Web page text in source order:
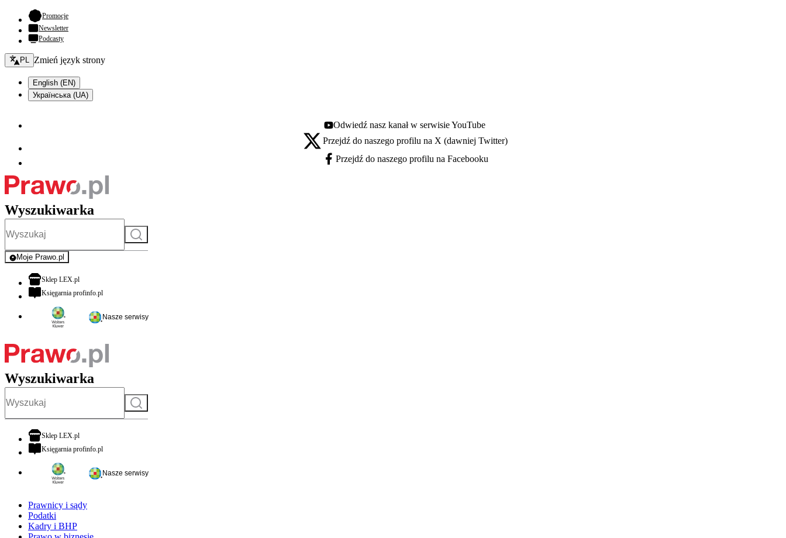
Promocje- otwiera się w nowej karcie
Newsletter
Podcasty
Zmień język - bieżący:
PL Zmień język strony
English (EN)
Українська (UA)
Youtube - otwiera się w nowej karcie
Odwiedź nasz kanał w serwisie YouTube
X - otwiera się w nowej karcie
Przejdź do naszego profilu na X (dawniej Twitter)
Facebook - otwiera się w nowej karcie
Przejdź do naszego profilu na Facebooku
Wyszukiwarka
Szukaj
Moje Prawo.pl
- rejestracja i logowanie do serwisu
Sklep LEX.plotwiera się w nowej karcie
Księgarnia profinfo.plotwiera się w nowej karcie
Nasze serwisy
Wyszukiwarka
Szukaj
Sklep LEX.plotwiera się w nowej karcie
Księgarnia profinfo.plotwiera się w nowej karcie
Nasze serwisy
Prawnicy i sądy
Podatki
Kadry i BHP